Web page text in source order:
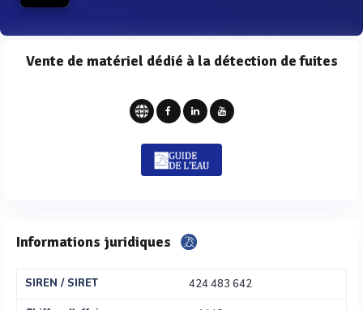
Vente de matériel dédié à la détection de fuites
Informations juridiques
SIREN / SIRET
424 483 642